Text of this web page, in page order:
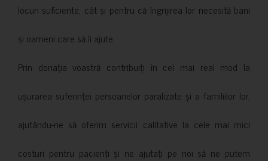
locuri suficiente, cât și pentru că îngrijirea lor necesită bani
și oameni care să îi ajute.
Prin donația voastră contribuiți în cel mai real mod la
ușurarea suferinței persoanelor paralizate și a familiilor lor,
ajutându-ne să oferim servicii calitative la cele mai mici
costuri pentru pacienți și ne ajutați pe noi să ne putem